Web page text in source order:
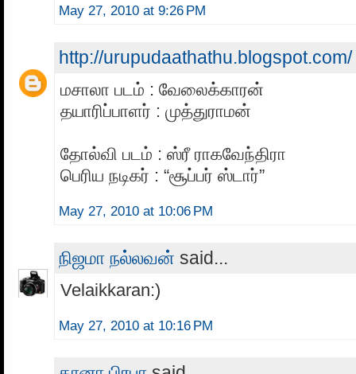
May 27, 2010 at 9:26 PM
http://urupudaathathu.blogspot.com/
மசாலா படம் : வேலைக்காரன்
தயாரிப்பாளர் : முத்துராமன்
தோல்வி படம் : ஸ்ரீ ராகவேந்திரா
பெரிய நடிகர் : “சூப்பர் ஸ்டார்”
May 27, 2010 at 10:06 PM
நிஜமா நல்லவன் said...
Velaikkaran:)
May 27, 2010 at 10:16 PM